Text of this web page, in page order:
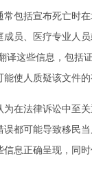
常包括宣布死亡时
成员、医疗专业人
译这些信息，包括
使人质疑该文件的
为在法律诉讼中至
误都可能导致移民
信息正确呈现，同